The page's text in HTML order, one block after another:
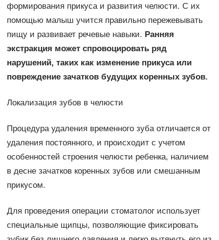
формирования прикуса и развития челюсти. С их
помощью малыш учится правильно пережевывать
пищу и развивает речевые навыки. Ранняя
экстракция может спровоцировать ряд
нарушений, таких как изменение прикуса или
повреждение зачатков будущих коренных зубов.
Локализация зубов в челюсти
Процедура удаления временного зуба отличается от
удаления постоянного, и происходит с учетом
особенностей строения челюсти ребенка, наличием
в десне зачатков коренных зубов или смешанным
прикусом.
Для проведения операции стоматолог использует
специальные щипцы, позволяющие фиксировать